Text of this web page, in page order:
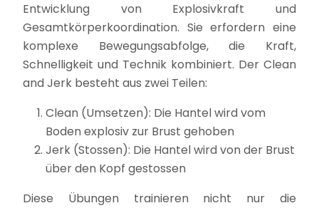
Entwicklung von Explosivkraft und
Gesamtkörperkoordination. Sie erfordern eine
komplexe Bewegungsabfolge, die Kraft,
Schnelligkeit und Technik kombiniert. Der Clean
and Jerk besteht aus zwei Teilen:
Clean (Umsetzen): Die Hantel wird vom
Boden explosiv zur Brust gehoben
Jerk (Stossen): Die Hantel wird von der Brust
über den Kopf gestossen
Diese Übungen trainieren nicht nur die